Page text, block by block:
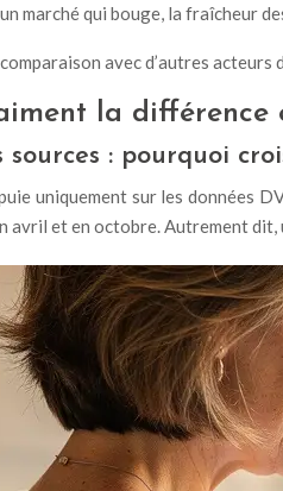
marché qui bouge, la fraîcheur
avec d’autres acteurs
la différence
sources : pourquoi
uniquement sur les données
avril et en octobre. Autrement